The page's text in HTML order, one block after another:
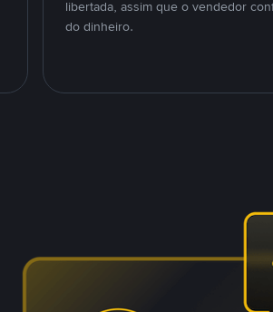
libertada, assim que o vendedor
do dinheiro.